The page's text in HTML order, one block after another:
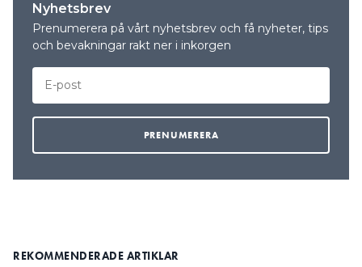
Nyhetsbrev
Prenumerera på vårt nyhetsbrev och få nyheter, tips
och bevakningar rakt ner i inkorgen
REKOMMENDERADE ARTIKLAR